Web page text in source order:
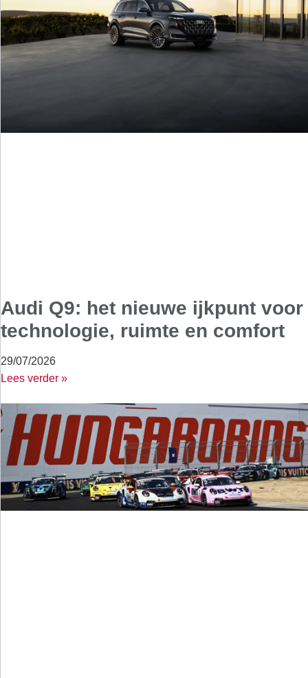
Audi Q9: het nieuwe ijkpunt voor
technologie, ruimte en comfort
29/07/2026
Lees verder »